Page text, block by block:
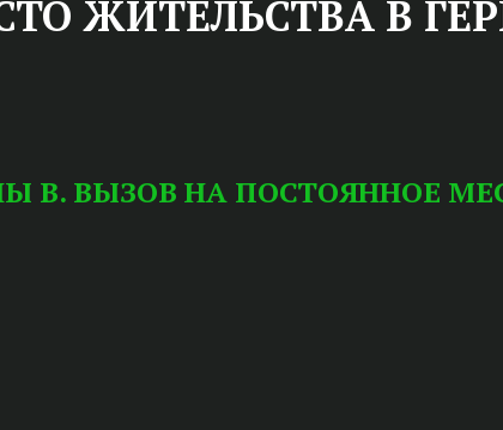
ЖИТЕЛЬСТВА В
В. ВЫЗОВ НА ПОСТОЯННОЕ